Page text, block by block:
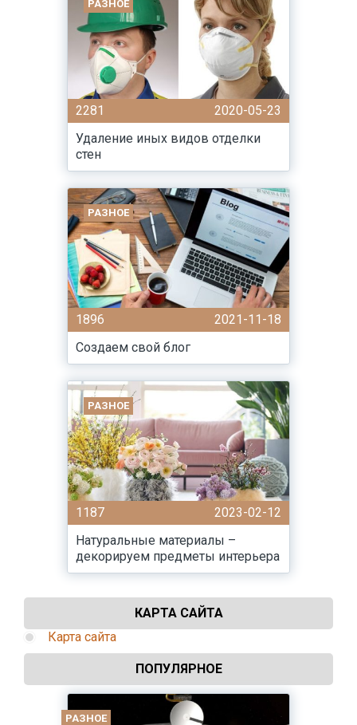
РАЗНОЕ
2281
2020-05-23
Удаление иных видов отделки
стен
РАЗНОЕ
1896
2021-11-18
Создаем свой блог
РАЗНОЕ
1187
2023-02-12
Натуральные материалы –
декорируем предметы интерьера
КАРТА САЙТА
Карта сайта
ПОПУЛЯРНОЕ
РАЗНОЕ